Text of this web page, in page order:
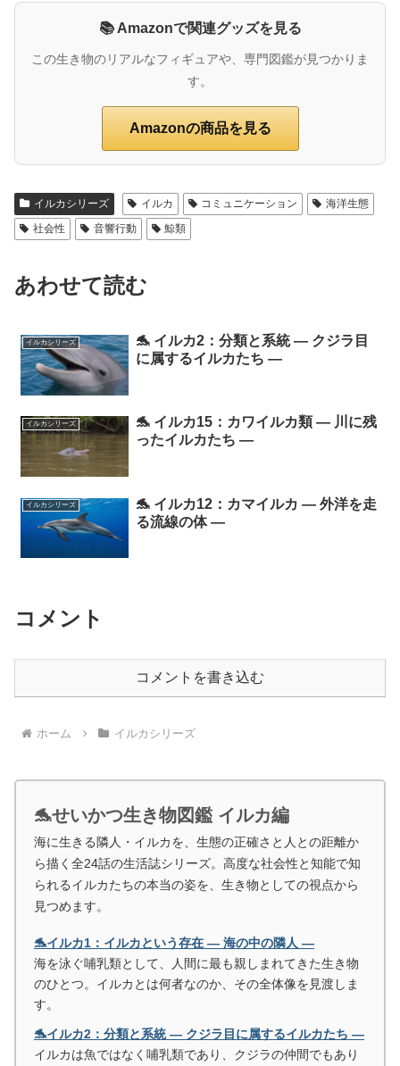
📚 Amazonで関連グッズを見る
この生き物のリアルなフィギュアや、専門図鑑が見つかりま
す。
Amazonの商品を見る
イルカシリーズ イルカ コミュニケーション
海洋生態
社会性
音響行動 鯨類
あわせて読む
イルカシリーズ
🐬 イルカ2：分類と系統 ― クジラ目
に属するイルカたち ―
イルカシリーズ
🐬 イルカ15：カワイルカ類 ― 川に残
ったイルカたち ―
イルカシリーズ
🐬 イルカ12：カマイルカ ― 外洋を走
る流線の体 ―
コメント
コメントを書き込む
ホーム イルカシリーズ
🐬せいかつ生き物図鑑 イルカ編
海に生きる隣人・イルカを、生態の正確さと人との距離か
ら描く全24話の生活誌シリーズ。高度な社会性と知能で知
られるイルカたちの本当の姿を、生き物としての視点から
見つめます。
🐬イルカ1：イルカという存在 ― 海の中の隣人 ―
海を泳ぐ哺乳類として、人間に最も親しまれてきた生き物
のひとつ。イルカとは何者なのか、その全体像を見渡しま
す。
🐬イルカ2：分類と系統 ― クジラ目に属するイルカたち ―
イルカは魚ではなく哺乳類であり、クジラの仲間でもあり